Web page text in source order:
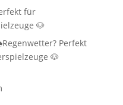
für
🐶
Perfekt
🐶